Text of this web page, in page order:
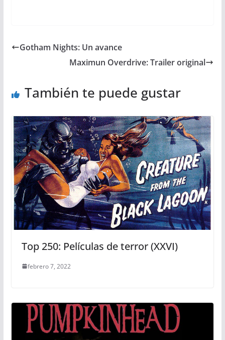
Gotham Nights: Un avance
Maximun Overdrive: Trailer original
También te puede gustar
Top 250: Películas de terror (XXVI)
febrero 7, 2022